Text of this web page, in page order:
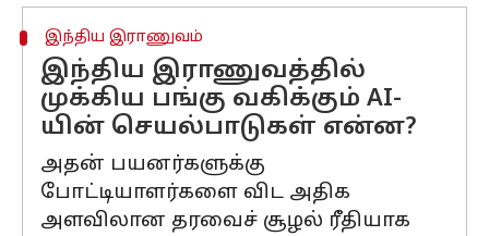
இந்திய இராணுவம்
இந்திய இராணுவத்தில்
முக்கிய பங்கு வகிக்கும் AI-
யின் செயல்பாடுகள் என்ன?
அதன் பயனர்களுக்கு
போட்டியாளர்களை விட அதிக
அளவிலான தரவைச் சூழல் ரீதியாக